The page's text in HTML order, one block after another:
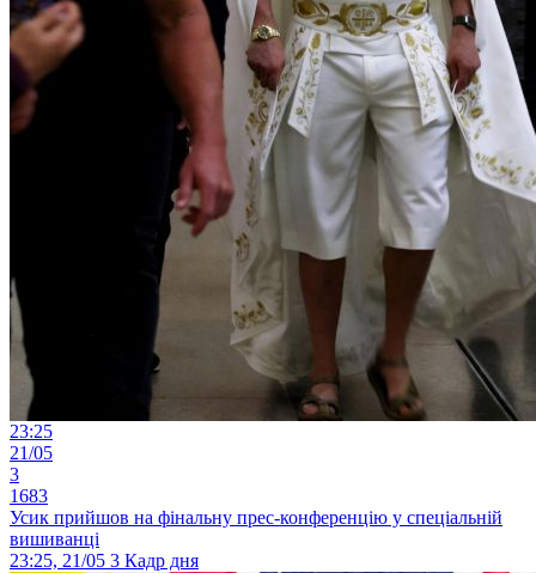
23:25
21/05
3
1683
Усик прийшов на фінальну прес-конференцію у спеціальній
вишиванці
23:25, 21/05 3 Кадр дня